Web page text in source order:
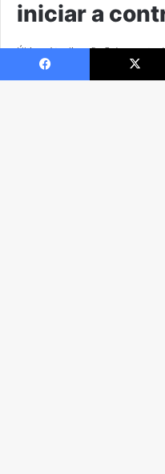
Facebook X